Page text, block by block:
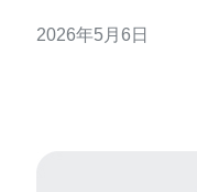
导致海外服务器周
2026年5月6日